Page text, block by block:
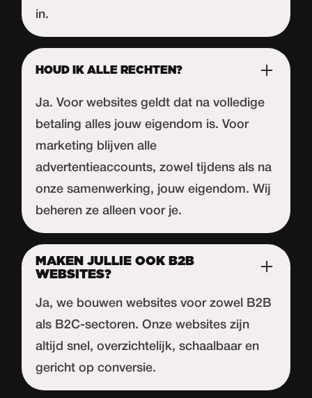
in.
HOUD IK ALLE RECHTEN?
Ja. Voor websites geldt dat na volledige
betaling alles jouw eigendom is. Voor
marketing blijven alle
advertentieaccounts, zowel tijdens als na
onze samenwerking, jouw eigendom. Wij
beheren ze alleen voor je.
MAKEN JULLIE OOK B2B
WEBSITES?
Ja, we bouwen websites voor zowel B2B
als B2C-sectoren. Onze websites zijn
altijd snel, overzichtelijk, schaalbaar en
gericht op conversie.